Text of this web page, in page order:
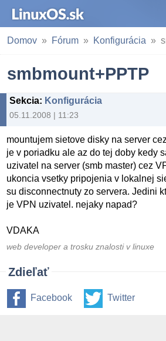
Domov Fórum Konfigurácia
smbmount+PPTP
Sekcia: Konfigurácia
05.11.2008 | 11:23
mountujem sietove disky na server
je v poriadku ale az do tej doby kedy
uzivatel na server (smb master) cez
ukoncia vsetky pripojenia v lokalnej
su disconnectnuty zo servera. Jedini
je VPN uzivatel. nejaky napad?
VDAKA
web developer a trosku znalosti v linuxe
Zdieľať
Facebook Twitter